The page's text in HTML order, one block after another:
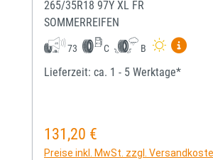
265/35R18 97Y XL FR
SOMMERREIFEN
73 C B
Mehr
Lieferzeit: ca. 1 - 5 Werktage*
Regulärer Preis:
131,20 €
Preise inkl. MwSt. zzgl.